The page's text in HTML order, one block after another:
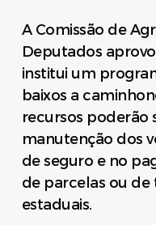
A Comissão de
Deputados
institui um
baixos a
recursos poderão
manutenção dos
de seguro e no
de parcelas ou
estaduais.